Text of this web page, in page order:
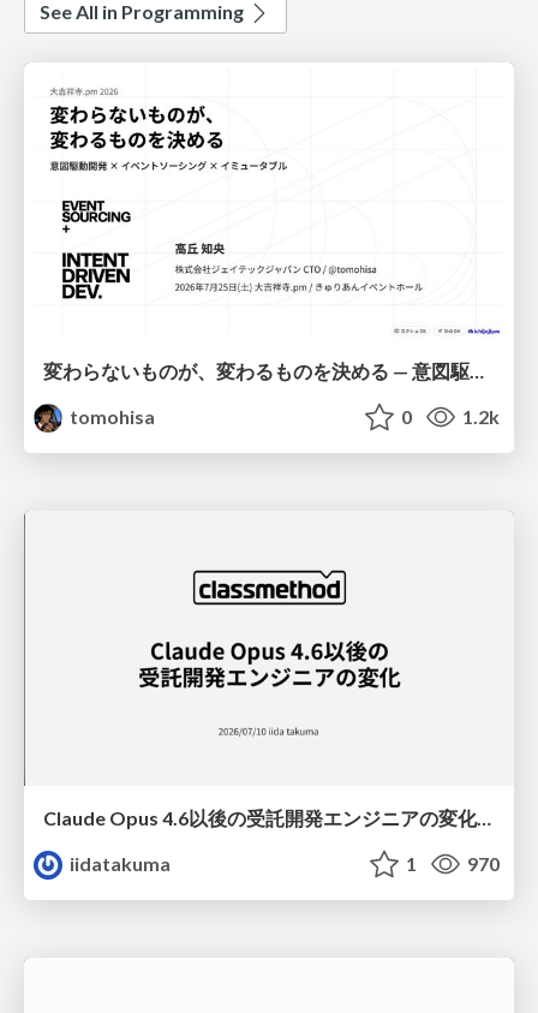
See All in Programming
tomohisa
0 1.2k
Claude Opus 4.6以後の受託開発エンジニアの変化(Claude Code開発ノウハウ大公開スペシャルbyクラスメソッド)
iidatakuma
1 970